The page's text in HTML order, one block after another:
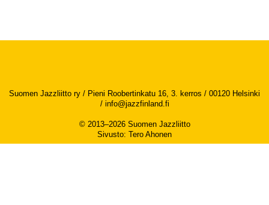
Suomen Jazzliitto ry / Pieni Roobertinkatu 16, 3. kerros / 00120 Helsinki
/ info@jazzfinland.fi
© 2013–2026 Suomen Jazzliitto
Sivusto: Tero Ahonen